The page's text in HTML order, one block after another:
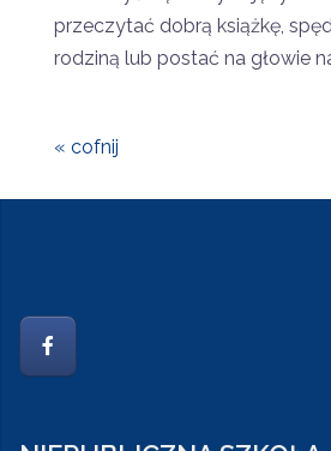
przeczytać dobrą książkę,
rodziną lub postać na głowie
« cofnij